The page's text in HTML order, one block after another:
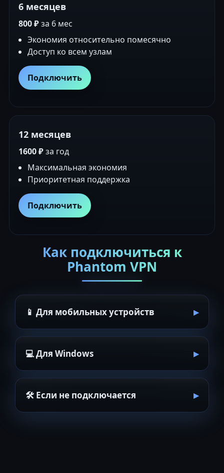
6 месяцев
800 ₽за 6 мес
Экономия относительно помесячно
Доступ ко всем узлам
Подключить
12 месяцев
1600 ₽за год
Максимальная экономия
Приоритетная поддержка
Подключить
Как подключиться к
Phantom VPN
📱 Для мобильных устройств
💻 Для Windows
🛠 Если не подключается